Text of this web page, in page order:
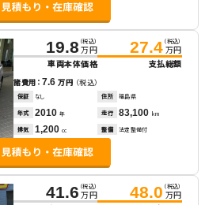
19.8 （税込）
万円
車両本体価格
27.4 （税込）
万円
支払総額
諸費用：7.6万円 （税込）
保証 なし 住所 福島県
年式 2010 年 走行 83,100 km
排気 1,200 cc 整備 法定整備付
41.6 （税込）
万円
48.0 （税込）
万円